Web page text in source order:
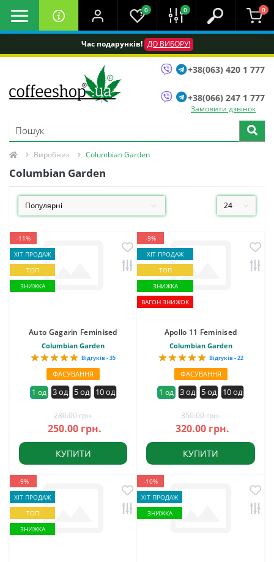
Час подарунків! ДО ВИБОРУ!
0 0 0
+38(063) 420 1 777
+38(066) 247 1 777
Замовити дзвінок
Виробник Columbian Garden
Columbian Garden
-11%
ХІТ ПРОДАЖ
ТОП
ЗНИЖКА
Auto Gagarin Feminised
Columbian Garden
Відгуків - 35
ФАСУВАННЯ
1 од 3 од 5 од 10 од
280.00 грн.
250.00 грн.
КУПИТИ
-9%
ХІТ ПРОДАЖ
ТОП
ЗНИЖКА
ВАГОН ЗНИЖОК
Apollo 11 Feminised
Columbian Garden
Відгуків - 22
ФАСУВАННЯ
1 од 3 од 5 од 10 од
350.00 грн.
320.00 грн.
КУПИТИ
-9%
ХІТ ПРОДАЖ
ТОП
ЗНИЖКА
-10%
ХІТ ПРОДАЖ
ЗНИЖКА